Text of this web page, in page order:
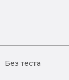
Без теста